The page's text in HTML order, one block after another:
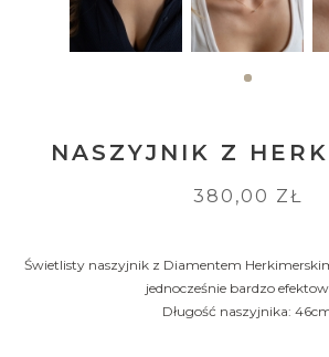
NASZYJNIK Z
380,00 ZŁ
Świetlisty naszyjnik z Diamentem
jednocześnie bardzo
Długość naszyjnika: